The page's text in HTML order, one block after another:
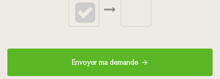
Envoyer ma demande